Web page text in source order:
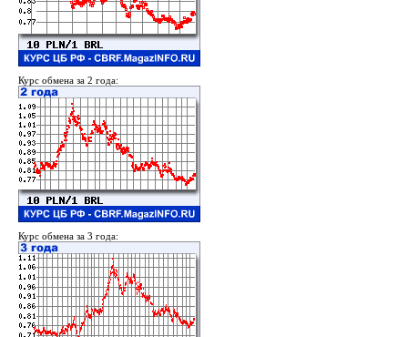
Курс обмена за 2 года:
Курс обмена за 3 года: